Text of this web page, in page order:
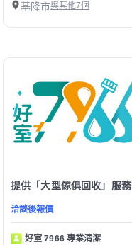
基隆市與其他7個
提供「大型傢俱回收」服務
洽談後報價
好室 7966 專業清潔